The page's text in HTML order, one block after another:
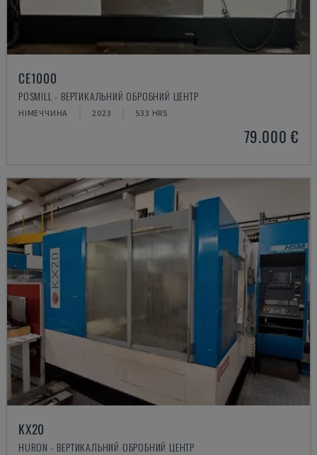
CE1000
POSMILL - ВЕРТИКАЛЬНИЙ ОБРОБНИЙ ЦЕНТР
НІМЕЧЧИНА 2023 533 HRS
79.000 €
KX20
HURON - ВЕРТИКАЛЬНИЙ ОБРОБНИЙ ЦЕНТР